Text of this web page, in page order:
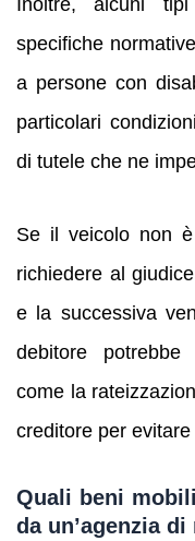
Inoltre, alcuni
specifiche
a persone con
particolari
di tutele che ne
Se il veicolo non
richiedere al
e la successiva
debitore potrebbe
come la
creditore per evitare
Quali beni
da un’agenzia